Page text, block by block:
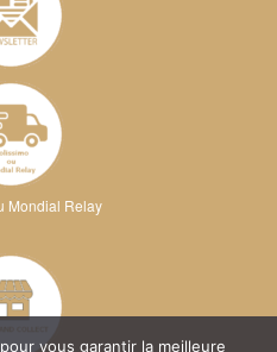
Mondial Relay
vous garantir la meilleure